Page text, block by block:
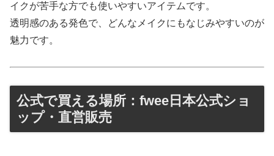
イクが苦手な方でも使いやすいアイテムです。
透明感のある発色で、どんなメイクにもなじみやすいのが
魅力です。
公式で買える場所：fwee日本公式ショ
ップ・直営販売